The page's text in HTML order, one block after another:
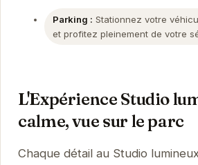
Parking : Stationnez votre
et profitez pleinement de votre
L'Expérience Studio
calme, vue sur le parc
Chaque détail au Studio